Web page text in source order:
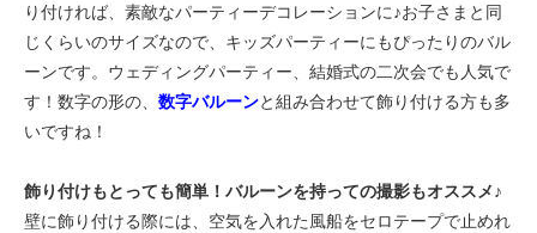
り付ければ、素敵なパーティーデコレーションに♪お子さまと同
じくらいのサイズなので、キッズパーティーにもぴったりのバル
ーンです。ウェディングパーティー、結婚式の二次会でも人気で
す！数字の形の、 数字バルーンと組み合わせて飾り付ける方も多
いですね！
飾り付けもとっても簡単！バルーンを持っての撮影もオススメ♪
壁に飾り付ける際には、空気を入れた風船をセロテープで止めれ